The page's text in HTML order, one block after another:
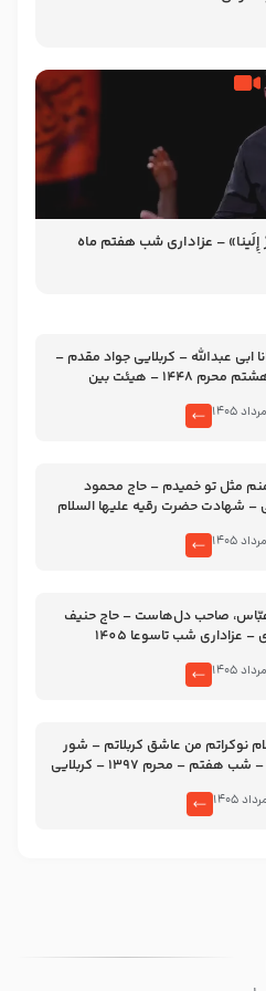
– عزاداری شب هفتم ماه
ابی عبدالله – کربلایی جواد مقدم –
شب هشتم محرم 1448 – هیئت بین
مثل تو خمیدم – حاج محمود
– شهادت حضرت رقیه علیها السلام
صاحب دل‌هاست – حاج حنیف
عزاداری شب تاسوعا 1405
نوکراتم من عاشق کربلاتم – شور
زمینه – شب هفتم – محرم 1397 – کربلایی